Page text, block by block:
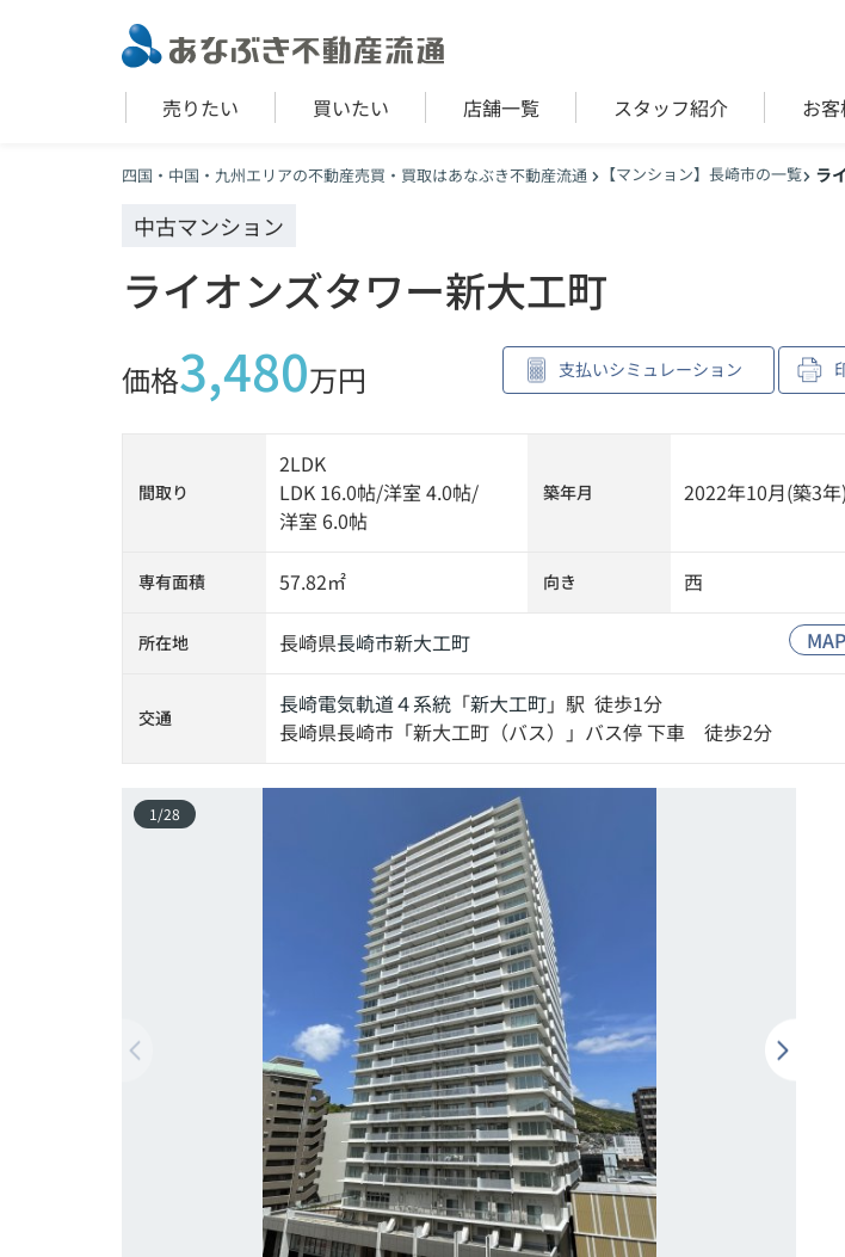
売りたい 買いたい 店舗一覧 スタッフ紹介 お
四国・中国・九州エリアの不動産売買・買取はあなぶき不動産流通 【マンション】長崎市の一覧 ラ
中古マンション
ライオンズタワー新大工町
価格3,480万円 支払いシミュレーション
間取り
2LDK
LDK 16.0帖/洋室 4.0帖/
洋室 6.0帖
築年月 2022年10月(築3年)
専有面積 57.82㎡ 向き 西
所在地 長崎県長崎市新大工町
交通 長崎電気軌道４系統 「新大工町」駅 徒歩1分
長崎県長崎市「新大工町（バス）」バス停 下車 徒歩2分
1 /28